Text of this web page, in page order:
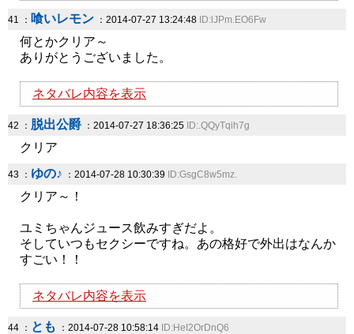
41 ： 喰いレモン ：2014-07-27 13:24:48 ID:lJPm.EO6Fw
何とかクリア～
ありがとうございました。
ネタバレ内容を表示
42 ： 脱出公爵 ：2014-07-27 18:36:25 ID:.QQyTqih7g
クリア
43 ： ゆの♪ ：2014-07-28 10:30:39 ID:GsgC8w5mz.
クリア～！
ユミちゃんジュース飲みすぎだよ。
そしていつもセクシーですね。あの格好で外出はなんか
すごい！！
ネタバレ内容を表示
44 ： とも ：2014-07-28 10:58:14 ID:HeI2OrDnQ6